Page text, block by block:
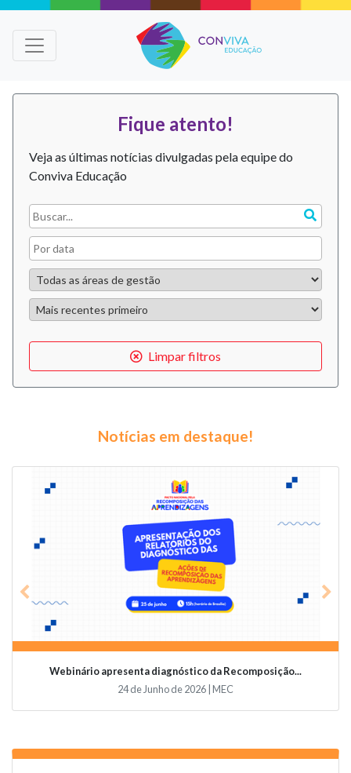
Fique atento!
Veja as últimas notícias divulgadas pela equipe do
Conviva Educação
Limpar filtros
Notícias em destaque!
Webinário apresenta diagnóstico da Recomposição...
24 de Junho de 2026 | MEC
Previous